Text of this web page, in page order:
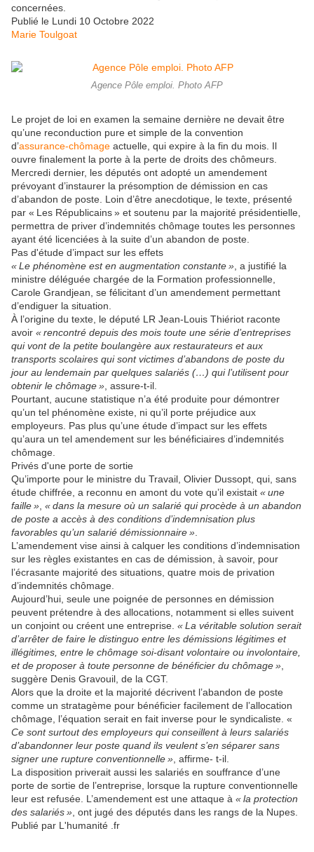
concernées.
Publié le Lundi 10 Octobre 2022
Marie Toulgoat
Agence Pôle emploi. Photo AFP
Le projet de loi en examen la semaine dernière ne devait être
qu’une reconduction pure et simple de la convention
d’assurance-chômage actuelle, qui expire à la fin du mois. Il
ouvre finalement la porte à la perte de droits des chômeurs.
Mercredi dernier, les députés ont adopté un amendement
prévoyant d’instaurer la présomption de démission en cas
d’abandon de poste. Loin d’être anecdotique, le texte, présenté
par « Les Républicains » et soutenu par la majorité présidentielle,
permettra de priver d’indemnités chômage toutes les personnes
ayant été licenciées à la suite d’un abandon de poste.
Pas d'étude d’impact sur les effets
« Le phénomène est en augmentation constante » , a justifié la
ministre déléguée chargée de la Formation professionnelle,
Carole Grandjean, se félicitant d’un amendement permettant
d’endiguer la situation.
À l’origine du texte, le député LR Jean-Louis Thiériot raconte
avoir « rencontré depuis des mois toute une série d’entreprises
qui vont de la petite boulangère aux restaurateurs et aux
transports scolaires qui sont victimes d’abandons de poste du
jour au lendemain par quelques salariés (…) qui l’utilisent pour
obtenir le chômage » , assure-t-il.
Pourtant, aucune statistique n’a été produite pour démontrer
qu’un tel phénomène existe, ni qu’il porte préjudice aux
employeurs. Pas plus qu’une étude d’impact sur les effets
qu’aura un tel amendement sur les bénéficiaires d’indemnités
chômage.
Privés d'une porte de sortie
Qu’importe pour le ministre du Travail, Olivier Dussopt, qui, sans
étude chiffrée, a reconnu en amont du vote qu’il existait « une
faille » « dans la mesure où un salarié qui procède à un abandon
de poste a accès à des conditions d’indemnisation plus
favorables qu’un salarié démissionnaire »
L’amendement vise ainsi à calquer les conditions d’indemnisation
sur les règles existantes en cas de démission, à savoir, pour
l’écrasante majorité des situations, quatre mois de privation
d’indemnités chômage.
Aujourd’hui, seule une poignée de personnes en démission
peuvent prétendre à des allocations, notamment si elles suivent
un conjoint ou créent une entreprise. « La véritable solution serait
d’arrêter de faire le distinguo entre les démissions légitimes et
illégitimes, entre le chômage soi-disant volontaire ou involontaire,
et de proposer à toute personne de bénéficier du chômage »
suggère Denis Gravouil, de la CGT.
Alors que la droite et la majorité décrivent l’abandon de poste
comme un stratagème pour bénéficier facilement de l’allocation
chômage, l’équation serait en fait inverse pour le syndicaliste. «
Ce sont surtout des employeurs qui conseillent à leurs salariés
d’abandonner leur poste quand ils veulent s’en séparer sans
signer une rupture conventionnelle » , affirme-­ t-il.
La disposition priverait aussi les salariés en souffrance d’une
porte de sortie de l’entreprise, lorsque la rupture conventionnelle
leur est refusée. L’amendement est une attaque à « la protection
des salariés » , ont jugé des députés dans les rangs de la Nupes.
Publié par L'humanité .fr